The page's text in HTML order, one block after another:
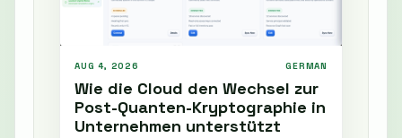
AUG 4, 2026 GERMAN
Wie die Cloud den Wechsel zur
Post-Quanten-Kryptographie in
Unternehmen unterstützt